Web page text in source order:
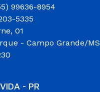
99636-8954
5335
01
- Campo Grande/MS
- PR